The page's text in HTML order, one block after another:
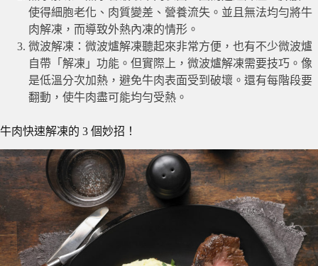
使得細胞老化、肉質變差、營養流失。並且無法均勻將牛
肉解凍，而導致外熱內凍的情形。
微波解凍：微波爐解凍聽起來非常方便，也有不少微波爐
自帶「解凍」功能。但實際上，微波爐解凍需要技巧。像
是低溫分次加熱，避免牛肉表面受到破壞。還有每階段要
翻動，使牛肉盡可能均勻受熱。
牛肉快速解凍的 3 個妙招！